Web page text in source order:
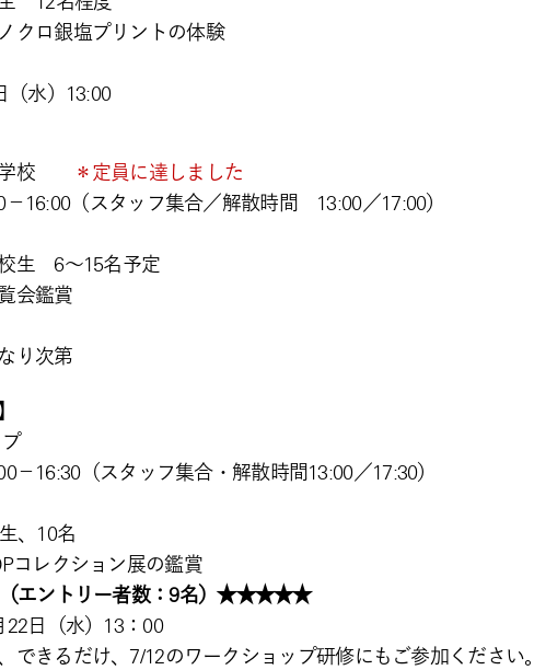
クロ銀塩プリントの体験
（水）13:00
学校
＊定員に達しました
－16:00（スタッフ集合／解散時間 13:00／17:00）
生 6～15名予定
会鑑賞
り次第
グラム】
－16:30（スタッフ集合・解散時間13:00／17:30）
、10名
コレクション展の鑑賞
（エントリー者数：9名）★★★★★
日（水）13：00
できるだけ、7/12のワークショップ研修にもご参加ください。